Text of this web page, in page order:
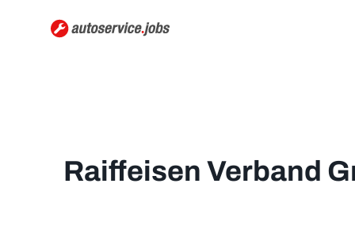
Raiffeisen Verband